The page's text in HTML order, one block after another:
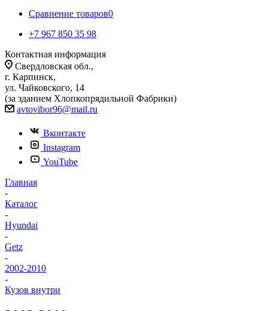
Сравнение товаров0
+7 967 850 35 98
Контактная информация
Свердловская обл.,
г. Карпинск,
ул. Чайковского, 14
(за зданием Хлопкопрядильной Фабрики)
avtovibor96@mail.ru
Вконтакте
Instagram
YouTube
Главная
-
Каталог
-
Hyundai
-
Getz
-
2002-2010
-
Кузов внутри